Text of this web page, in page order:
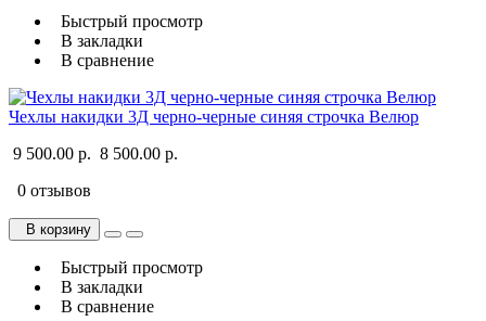
Быстрый просмотр
В закладки
В сравнение
Чехлы накидки 3Д черно-черные синяя строчка Велюр
9 500.00 р. 8 500.00 р.
0 отзывов
В корзину
Быстрый просмотр
В закладки
В сравнение